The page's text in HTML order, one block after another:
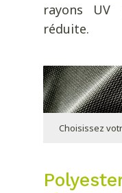
rayons UV
réduite.
Choisissez